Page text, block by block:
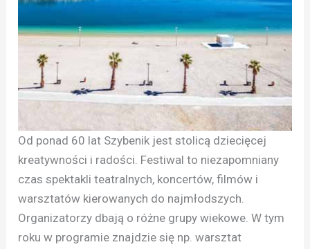
Od ponad 60 lat Szybenik jest stolicą dziecięcej
kreatywności i radości. Festiwal to niezapomniany
czas spektakli teatralnych, koncertów, filmów i
warsztatów kierowanych do najmłodszych.
Organizatorzy dbają o różne grupy wiekowe. W tym
roku w programie znajdzie się np. warsztat